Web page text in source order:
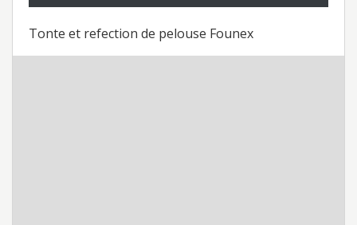
Tonte et refection de pelouse Founex